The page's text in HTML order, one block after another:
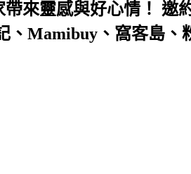
來靈感與好心情！ 邀
、Mamibuy、窩客島